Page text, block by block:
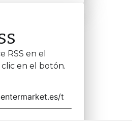
RSS en el
en el botón.